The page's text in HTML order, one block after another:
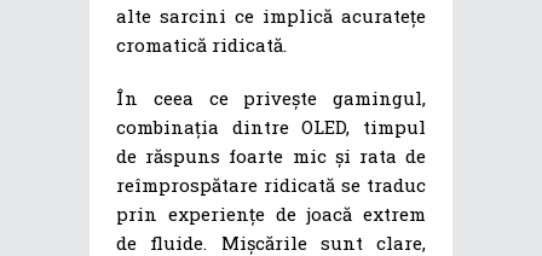
alte sarcini ce implică acuratețe
cromatică ridicată.
În ceea ce privește gamingul,
combinația dintre OLED, timpul
de răspuns foarte mic și rata de
reîmprospătare ridicată se traduc
prin experiențe de joacă extrem
de fluide. Mișcările sunt clare,